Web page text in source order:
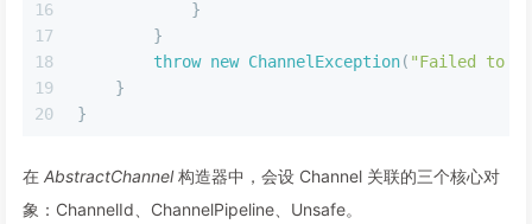
16
17
18
19
20
            }
        }
throw new ChannelException( "Failed to
    }
}
在 AbstractChannel构造器中，会设 Channel 关联的三个核心对
象：ChannelId、ChannelPipeline、Unsafe。